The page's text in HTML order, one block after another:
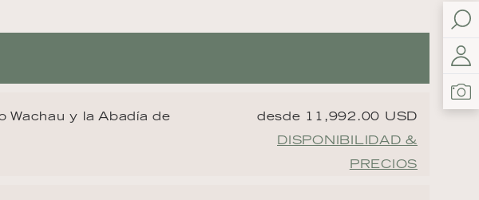
Wachau y la Abadía de
desde 11,992.00 USD
DISPONIBILIDAD &
PRECIOS